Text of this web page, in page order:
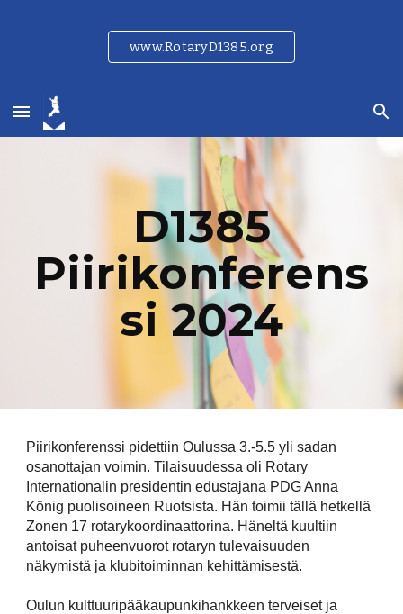
Skip to main content
Skip to navigation
www.RotaryD1385.org
D1385
Piirikonferens
si 2024
Piirikonferenssi pidettiin Oulussa 3.-5.5 yli sadan
osanottajan voimin. Tilaisuudessa oli Rotary
Internationalin presidentin edustajana PDG Anna
König puolisoineen Ruotsista. Hän toimii tällä hetkellä
Zonen 17 rotarykoordinaattorina. Häneltä kuultiin
antoisat puheenvuorot rotaryn tulevaisuuden
näkymistä ja klubitoiminnan kehittämisestä.
Oulun kulttuuripääkaupunkihankkeen terveiset ja